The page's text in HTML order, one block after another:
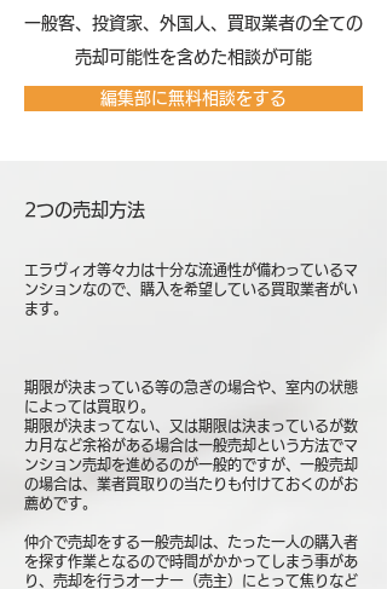
​一般客、投資家、外国人、買取業者の全ての
売却可能性を含めた相談が可能
編集部に無料相談をする
2つの売却方法
エラヴィオ等々力は十分な流通性が備わっているマ
ンションなので、購入を希望している買取業者がい
ます。
期限が決まっている等の急ぎの場合や、室内の状態
によっては買取り。
期限が決まってない、又は期限は決まっているが数
カ月など余裕がある場合は一般売却という方法でマ
ンション売却を進めるのが一般的ですが、一般売却
の場合は、業者買取りの当たりも付けておくのがお
薦めです。
仲介で売却をする一般売却は、たった一人の購入者
を探す作業となるので時間がかかってしまう事があ
り、売却を行うオーナー（売主）にとって焦りなど